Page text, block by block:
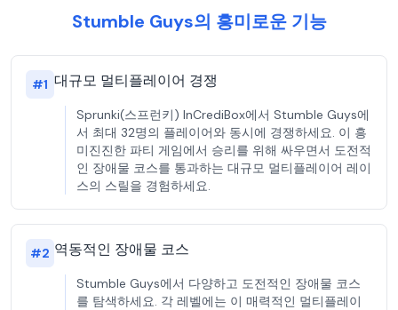
Stumble Guys의 흥미로운 기능
#1 대규모 멀티플레이어 경쟁
Sprunki(스프런키) InCrediBox에서 Stumble Guys에
서 최대 32명의 플레이어와 동시에 경쟁하세요. 이 흥
미진진한 파티 게임에서 승리를 위해 싸우면서 도전적
인 장애물 코스를 통과하는 대규모 멀티플레이어 레이
스의 스릴을 경험하세요.
#2 역동적인 장애물 코스
Stumble Guys에서 다양하고 도전적인 장애물 코스
를 탐색하세요. 각 레벨에는 이 매력적인 멀티플레이